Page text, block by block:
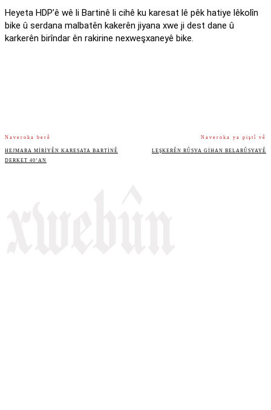
Heyeta HDP’ê wê li Bartinê li cihê ku karesat lê pêk hatiye lêkolîn
bike û serdana malbatên kakerên jiyana xwe ji dest dane û
karkerên birîndar ên rakirine nexweşxaneyê bike.
Naveroka berê
HEJMARA MIRIYÊN KARESATA BARTINÊ
DERKET 40’AN
Naveroka ya piştî vê
LEŞKERÊN RÛSYA GIHAN BELARÛSYAYÊ